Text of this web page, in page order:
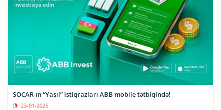
SOCAR-ın “Yaşıl” istiqrazları ABB mobile tətbiqində!
23-01-2025